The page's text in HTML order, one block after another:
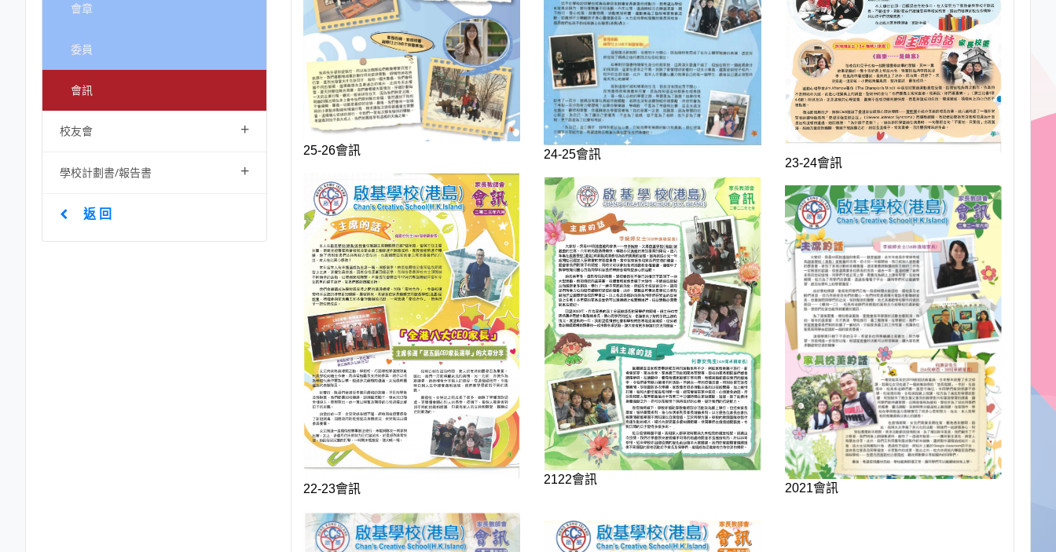
會章
委員
會訊
校友會 +
學校計劃書/報告書 +
返 回
25-26會訊
22-23會訊
24-25會訊
2122會訊
23-24會訊
2021會訊